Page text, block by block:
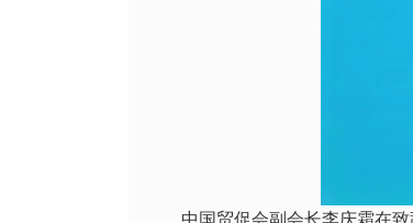
中国贸促会副会长李庆霜在